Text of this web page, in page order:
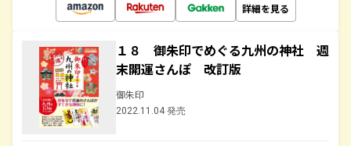
詳細を見る
１８ 御朱印でめぐる九州の神社 週
末開運さんぽ 改訂版
御朱印
2022.11.04 発売